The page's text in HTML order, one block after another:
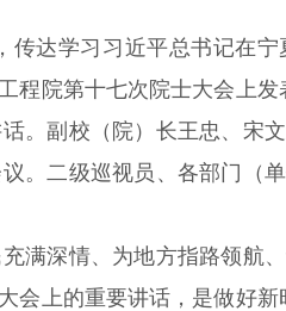
学习习近平总书记在宁
院第十七次院士大会上
。副校（院）长王忠、宋
。二级巡视员、各部门（
深情、为地方指路领航
上的重要讲话，是做好